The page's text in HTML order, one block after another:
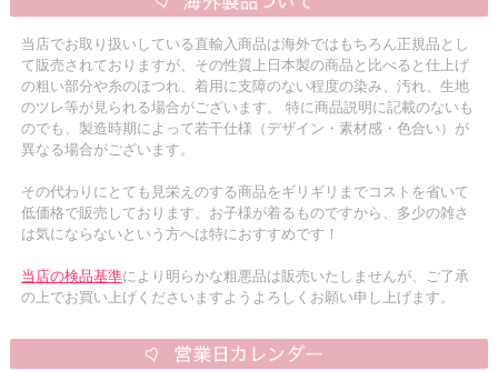
当店でお取り扱いしている直輸入商品は海外ではもちろん正規品とし
て販売されておりますが、その性質上日本製の商品と比べると仕上げ
の粗い部分や糸のほつれ、着用に支障のない程度の染み、汚れ、生地
のツレ等が見られる場合がございます。 特に商品説明に記載のないも
のでも、製造時期によって若干仕様（デザイン・素材感・色合い）が
異なる場合がございます。
その代わりにとても見栄えのする商品をギリギリまでコストを省いて
低価格で販売しております。お子様が着るものですから、多少の雑さ
は気にならないという方へは特におすすめです！
当店の検品基準により明らかな粗悪品は販売いたしませんが、ご了承
の上でお買い上げくださいますようよろしくお願い申し上げます。